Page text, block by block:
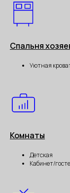
Спальня
Уютная
Комнаты
Детская
Кабинет/